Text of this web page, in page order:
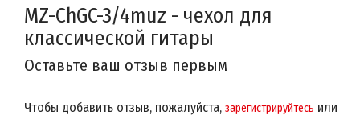
MZ-ChGC-3/4muz - чехол для
классической гитары
Оставьте ваш отзыв первым
Чтобы добавить отзыв, пожалуйста, зарегистрируйтесь или